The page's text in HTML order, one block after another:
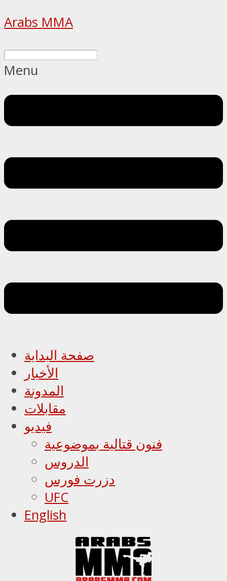
Arabs MMA
Menu
صفحة البداية
الأخبار
المدونة
مقابلات
فيديو
فنون قتالية بموضوعية
الدروس
دزرت فورس
UFC
English